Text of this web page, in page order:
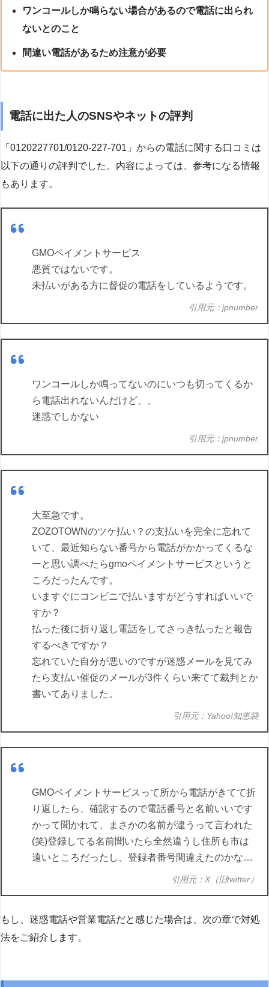
ワンコールしか鳴らない場合があるので電話に出られ
ないとのこと
間違い電話があるため注意が必要
電話に出た人のSNSやネットの評判
「0120227701/0120-227-701」からの電話に関する口コミは
以下の通りの評判でした。内容によっては、参考になる情報
もあります。
GMOペイメントサービス
悪質ではないです。
未払いがある方に督促の電話をしているようです。
引用元：jpnumber
ワンコールしか鳴ってないのにいつも切ってくるか
ら電話出れないんだけど、、
迷惑でしかない
引用元：jpnumber
大至急です。
ZOZOTOWNのツケ払い？の支払いを完全に忘れて
いて、最近知らない番号から電話がかかってくるな
ーと思い調べたらgmoペイメントサービスというと
ころだったんです。
いますぐにコンビニで払いますがどうすればいいで
すか？
払った後に折り返し電話をしてさっき払ったと報告
するべきですか？
忘れていた自分が悪いのですが迷惑メールを見てみ
たら支払い催促のメールが3件くらい来てて裁判とか
書いてありました。
引用元：Yahoo!知恵袋
GMOペイメントサービスって所から電話がきてて折
り返したら、確認するので電話番号と名前いいです
かって聞かれて、まさかの名前が違うって言われた
(笑)登録してる名前聞いたら全然違うし住所も市は
遠いところだったし、登録者番号間違えたのかな…
引用元：X（旧twitter）
もし、迷惑電話や営業電話だと感じた場合は、次の章で対処
法をご紹介します。